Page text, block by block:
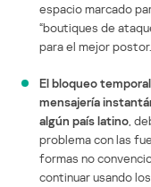
espacio marcado
“boutiques de
para el mejor postor.
El bloqueo
mensajería
algún país latino ,
problema con las
formas no
continuar usando